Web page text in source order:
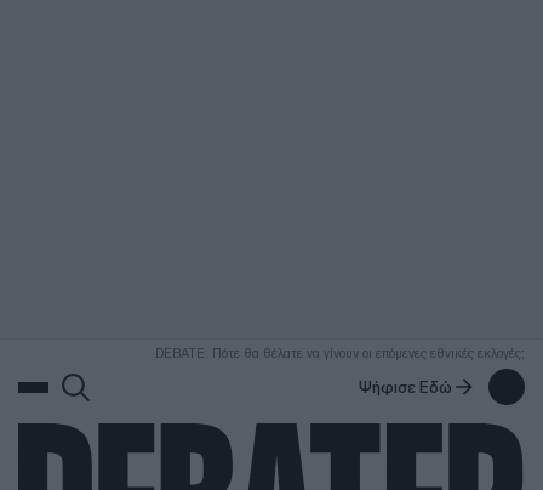
DEBATE: Πότε θα θέλατε να γίνουν οι επόμενες εθνικές εκλογές;
Ψήφισε Εδώ